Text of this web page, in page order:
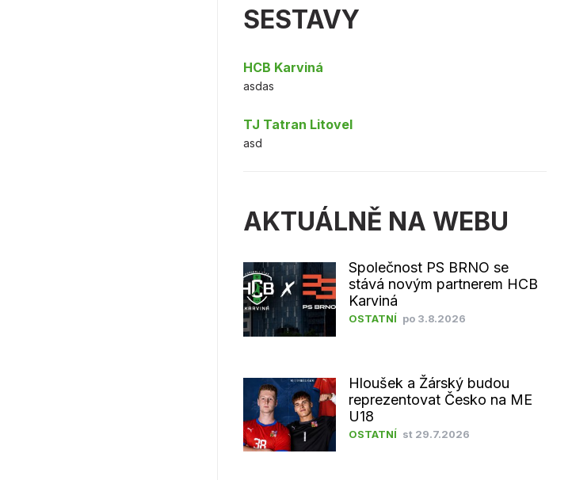
SESTAVY
HCB Karviná
asdas
TJ Tatran Litovel
asd
AKTUÁLNĚ NA WEBU
Společnost PS BRNO se
stává novým partnerem HCB
Karviná
OSTATNÍ po 3.8.2026
Hloušek a Žárský budou
reprezentovat Česko na ME
U18
OSTATNÍ st 29.7.2026